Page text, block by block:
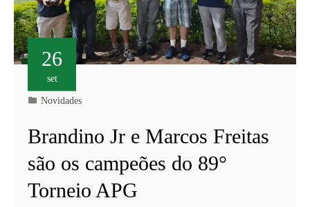
26
set
Novidades
Brandino Jr e Marcos Freitas
são os campeões do 89°
Torneio APG